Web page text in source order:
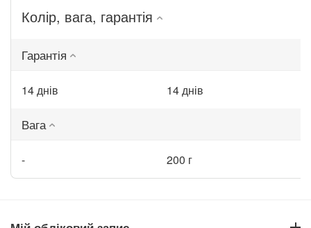
Колір, вага, гарантія
Гарантія
14 днів 14 днів
Вага
- 200 г